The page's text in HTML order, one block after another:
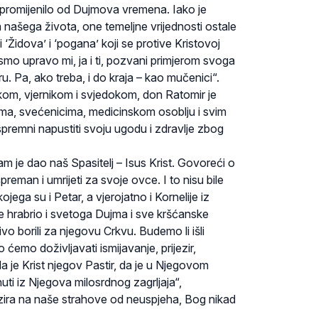
od Dujmova vremena. Iako je
života, one temeljne vrijednosti ostale
i ‘pogana’ koji se protive Kristovoj
upravo mi, ja i ti, pozvani primjerom svoga
Pa, ako treba, i do kraja – kao mučenici“.
vjernikom i svjedokom, don Ratomir je
svećenicima, medicinskom osoblju i svim
napustiti svoju ugodu i zdravlje zbog
je dao naš Spasitelj – Isus Krist. Govoreći o
i umrijeti za svoje ovce. I to nisu bile
su i Petar, a vjerojatno i Kornelije iz
i svetoga Dujma i sve kršćanske
borili za njegovu Crkvu. Budemo li išli
doživljavati ismijavanje, prijezir,
je Krist njegov Pastir, da je u Njegovom
iz Njegova milosrdnog zagrljaja“,
na naše strahove od neuspjeha, Bog nikad